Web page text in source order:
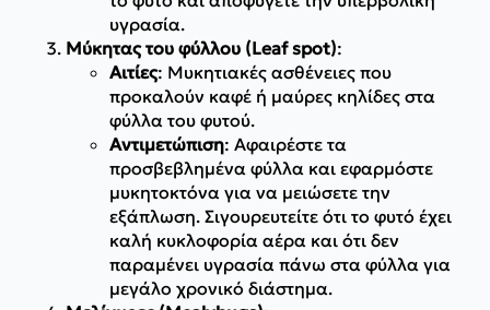
υγρασία.
Μύκητας του φύλλου (Leaf spot):
Αιτίες: Μυκητιακές ασθένειες που
προκαλούν καφέ ή μαύρες κηλίδες στα
φύλλα του φυτού.
Αντιμετώπιση: Αφαιρέστε τα
προσβεβλημένα φύλλα και εφαρμόστε
μυκητοκτόνα για να μειώσετε την
εξάπλωση. Σιγουρευτείτε ότι το φυτό έχει
καλή κυκλοφορία αέρα και ότι δεν
παραμένει υγρασία πάνω στα φύλλα για
μεγάλο χρονικό διάστημα.